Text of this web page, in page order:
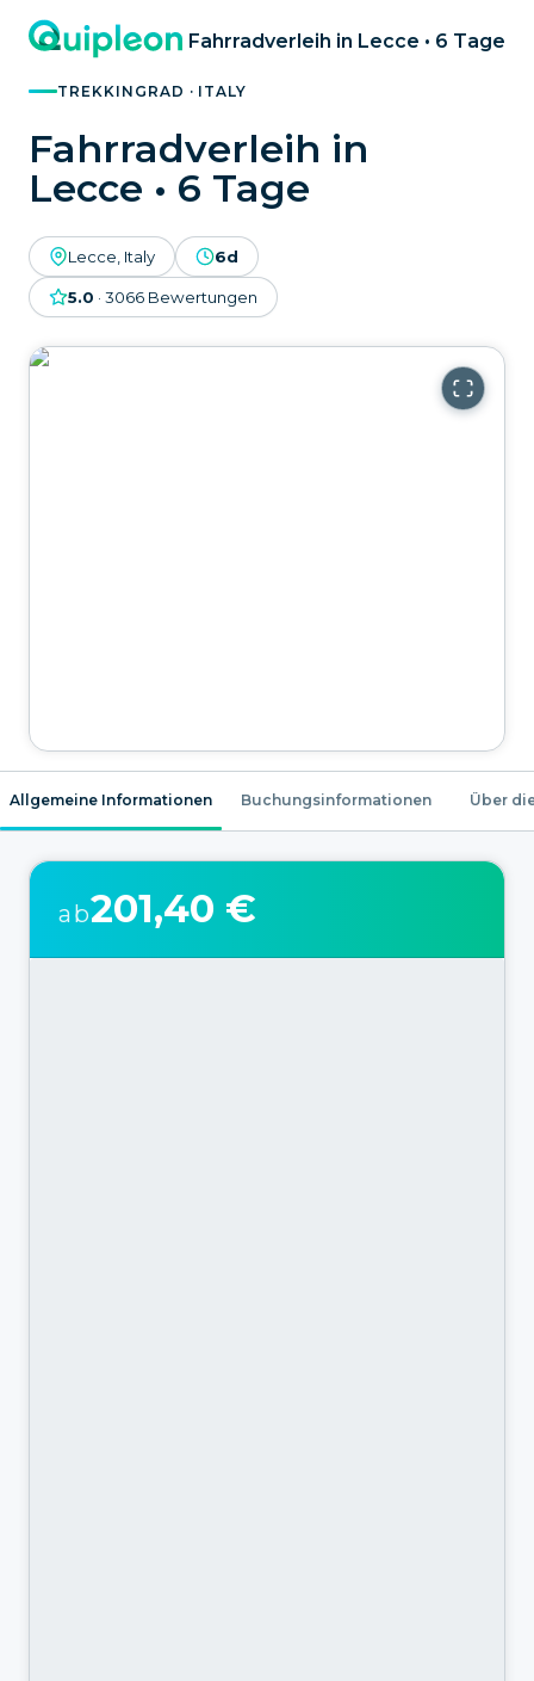
Fahrradverleih in Lecce • 6 Tage
TREKKINGRAD · ITALY
Fahrradverleih in
Lecce • 6 Tage
Lecce, Italy 6d
5.0 · 3066 Bewertungen
Allgemeine Informationen Buchungsinformationen Über
ab201,40 €